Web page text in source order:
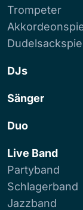
Trompeter
DJs
Sänger
Duo
Live Band
Partyband
Schlagerband
Jazzband